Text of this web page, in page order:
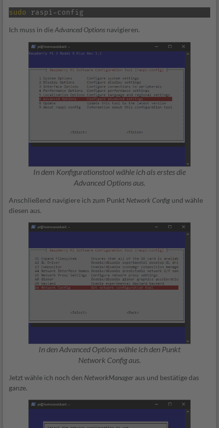
sudo raspi-config
Ich muss in dieAdvanced Options navigieren.
In dem Konfigurationstool wähle ich als erstes die
Advanced Options aus.
Anschließend navigiere ich zum Punkt Network Config und wähle
diesen aus.
In den Advanced Options wähle ich den Punkt
Network Config aus.
Jetzt wähle ich noch den NetworkManager aus und bestätige das
ganze.